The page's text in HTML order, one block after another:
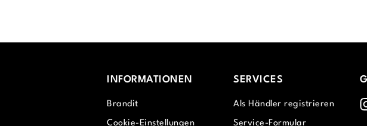
INFORMATIONEN
Brandit
Cookie-Einstellungen
SERVICES
Als Händler registrieren
Service-Formular